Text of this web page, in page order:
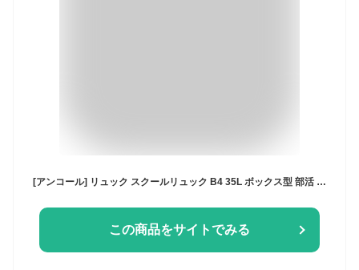
[アンコール] リュック スクールリュック B4 35L ボックス型 部活 通学リュック 大容量 中学生 高校生 女子 通学 スポーツ レディース メンズ おしゃれ かわいい A4 シンプル 撥水 (ブラック×ミント)
この商品をサイトでみる